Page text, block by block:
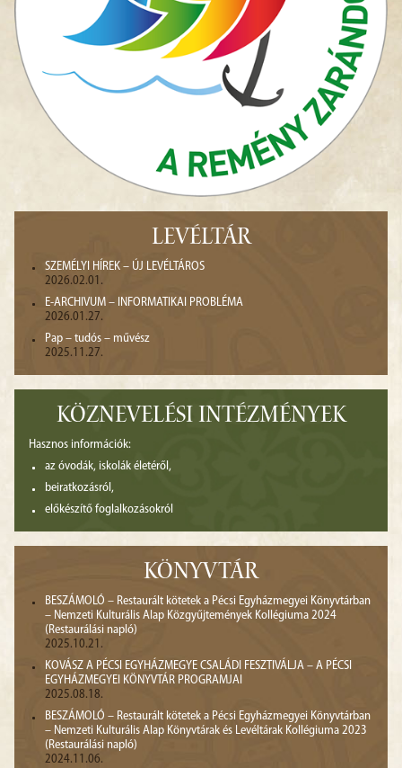
LEVÉLTÁR
SZEMÉLYI HÍREK – ÚJ LEVÉLTÁROS
2026.02.01.
E-ARCHIVUM – INFORMATIKAI PROBLÉMA
2026.01.27.
Pap – tudós – művész
2025.11.27.
KÖZNEVELÉSI INTÉZMÉNYEK
Hasznos információk:
az óvodák, iskolák életéről,
beiratkozásról,
előkészítő foglalkozásokról
KÖNYVTÁR
BESZÁMOLÓ – Restaurált kötetek a Pécsi Egyházmegyei Könyvtárban
– Nemzeti Kulturális Alap Közgyűjtemények Kollégiuma 2024
(Restaurálási napló)
2025.10.21.
KOVÁSZ A PÉCSI EGYHÁZMEGYE CSALÁDI FESZTIVÁLJA – A PÉCSI
EGYHÁZMEGYEI KÖNYVTÁR PROGRAMJAI
2025.08.18.
BESZÁMOLÓ – Restaurált kötetek a Pécsi Egyházmegyei Könyvtárban
– Nemzeti Kulturális Alap Könyvtárak és Levéltárak Kollégiuma 2023
(Restaurálási napló)
2024.11.06.